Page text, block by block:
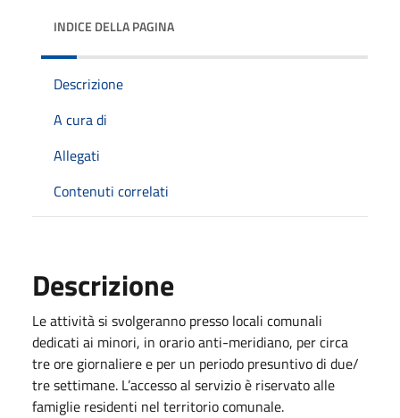
INDICE DELLA PAGINA
Descrizione
A cura di
Allegati
Contenuti correlati
Descrizione
Le attività si svolgeranno presso locali comunali
dedicati ai minori, in orario anti-meridiano, per circa
tre ore giornaliere e per un periodo presuntivo di due/
tre settimane. L’accesso al servizio è riservato alle
famiglie residenti nel territorio comunale.